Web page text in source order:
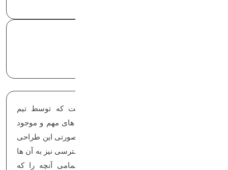
قالب “shakir” یک قالب فروشگاهی است که توسط تیم
برندیس طراحی شده که از تمامی سکشن های مهم و موجود
در قالب های فروشگاهی استفاده شده و بصورتی این طراحی
انجام شده که در عین زیبای ،راحت ترین دسترسی نیز به آن ها
را داشته باشیم. این وبسایت به خوبی تمامی آنچه را که